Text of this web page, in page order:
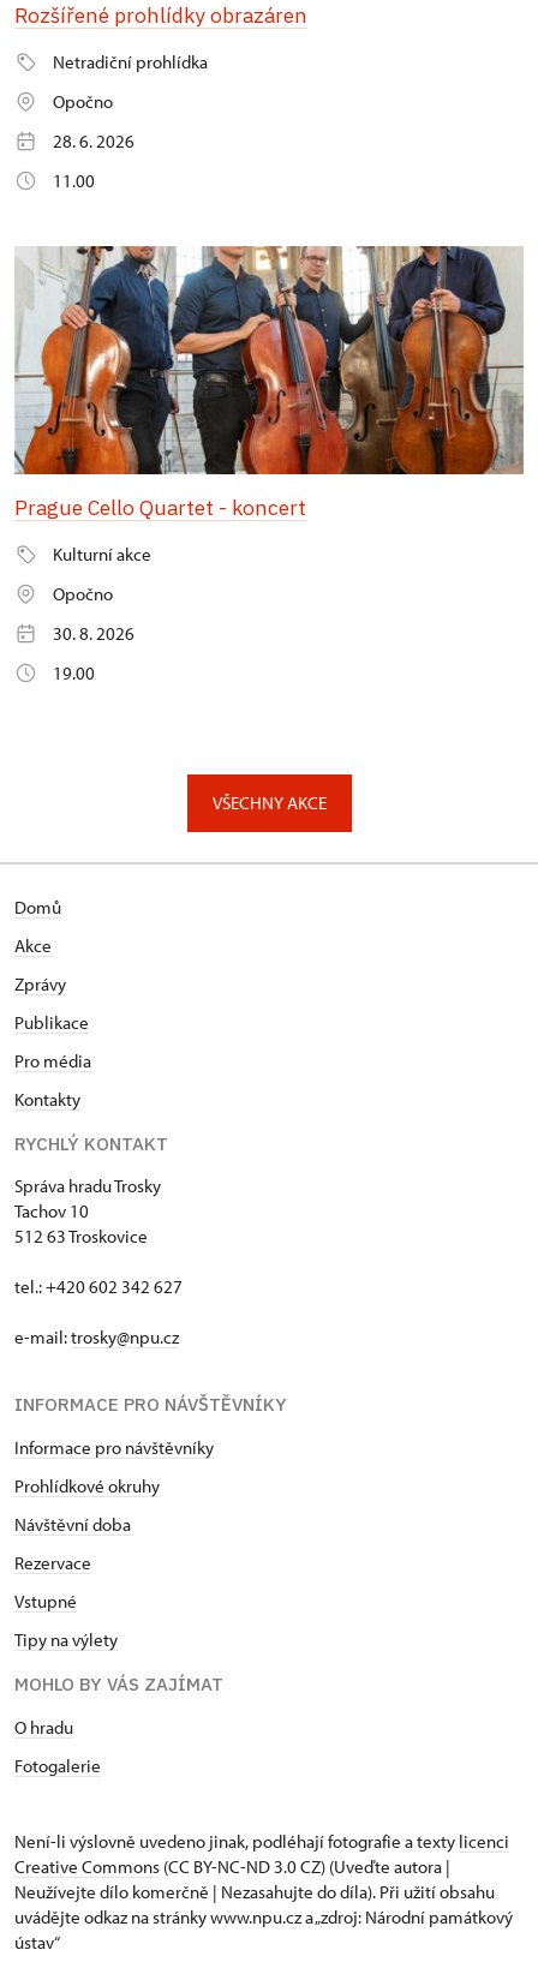
Rozšířené prohlídky obrazáren
Netradiční prohlídka
Opočno
28. 6. 2026
11.00
Prague Cello Quartet - koncert
Kulturní akce
Opočno
30. 8. 2026
19.00
VŠECHNY AKCE
Domů
Akce
Zprávy
Publikace
Pro média
Kontakty
RYCHLÝ KONTAKT
Správa hradu Trosky
Tachov 10
512 63 Troskovice
tel.: +420 602 342 627
e-mail:trosky@npu.cz
INFORMACE PRO NÁVŠTĚVNÍKY
Informace pro návštěvníky
Prohlídkové okruhy
Návštěvní doba
Rezervace
Vstupné
Tipy na výlety
MOHLO BY VÁS ZAJÍMAT
O hradu
Fotogalerie
Není-li výslovně uvedeno jinak, podléhají fotografie a texty licenci
Creative Commons (CC BY-NC-ND 3.0 CZ) (Uveďte autora |
Neužívejte dílo komerčně | Nezasahujte do díla). Při užití obsahu
uvádějte odkaz na stránky www.npu.cz a „zdroj: Národní památkový
ústav“